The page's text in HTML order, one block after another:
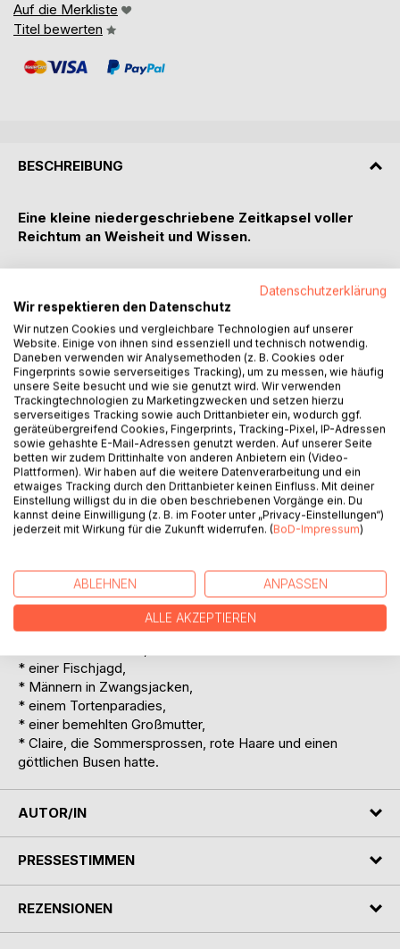
Auf die Merkliste
Titel bewerten
BESCHREIBUNG
Eine kleine niedergeschriebene Zeitkapsel voller
Reichtum an Weisheit und Wissen.
Dieses Buch führt uns über die Zeitbrücke zur
Spurensuche an Orte aus der Kindheit des Autors bis zur
Jetztzeit, festgehalten in wunderbaren Erzählungen,
Geschichten und Geschichtchen, unter anderem von
* einem Heiden, der am Kreuz verbrannt wird,
* einem Bahnhof und Pustekuchen, dem Vorsteher,
* einem Familientreffen am Jenseitslagerfeuer
* einer Geisterorgel, die eine Bachfuge spielt,
* einem Badewannenmörder, der freigesprochen wird,
* einem Totenhemd, das kratzt,
* einem Dichter, den niemand kennt,
* einem Liebespaar, das am »Standesunterschied«
scheitert,
* einer Ménage-à-trois, bestehend aus Adonis, Aphrodite
* Ruth - einem Mehrfachbild über Opfer und Täter in der
Nazizeit,
* Maria, wie sie ihren Kopf verlor,
* einem Deutschen und wie es ihm erging, als er in Paris ein
* einer Fischjagd,
* Männern in Zwangsjacken,
* einem Tortenparadies,
* einer bemehlten Großmutter,
* Claire, die Sommersprossen, rote Haare und einen
göttlichen Busen hatte.
AUTOR/IN
PRESSESTIMMEN
REZENSIONEN
Datenschutzerklärung
Wir respektieren den Datenschutz
Wir nutzen Cookies und vergleichbare Technologien auf unserer
Website. Einige von ihnen sind essenziell und technisch notwendig.
Daneben verwenden wir Analysemethoden (z. B. Cookies oder
Fingerprints sowie serverseitiges Tracking), um zu messen, wie häufig
unsere Seite besucht und wie sie genutzt wird. Wir verwenden
Trackingtechnologien zu Marketingzwecken und setzen hierzu
serverseitiges Tracking sowie auch Drittanbieter ein, wodurch ggf.
geräteübergreifend Cookies, Fingerprints, Tracking-Pixel, IP-Adressen
sowie gehashte E-Mail-Adressen genutzt werden. Auf unserer Seite
betten wir zudem Drittinhalte von anderen Anbietern ein (Video-
Plattformen). Wir haben auf die weitere Datenverarbeitung und ein
etwaiges Tracking durch den Drittanbieter keinen Einfluss. Mit deiner
Einstellung willigst du in die oben beschriebenen Vorgänge ein. Du
kannst deine Einwilligung (z. B. im Footer unter „Privacy-Einstellungen“)
jederzeit mit Wirkung für die Zukunft widerrufen. (BoD-Impressum)
ABLEHNEN ANPASSEN
ALLE AKZEPTIEREN